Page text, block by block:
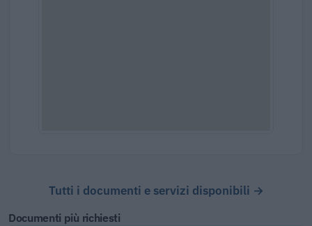
Tutti i documenti e servizi disponibili →
Documenti più richiesti